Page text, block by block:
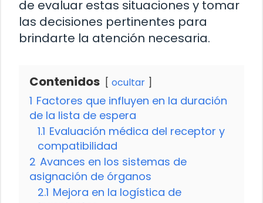
de evaluar estas situaciones y tomar
las decisiones pertinentes para
brindarte la atención necesaria.
Contenidos ocultar
1 Factores que influyen en la duración
de la lista de espera
1.1 Evaluación médica del receptor y
compatibilidad
2 Avances en los sistemas de
asignación de órganos
2.1 Mejora en la logística de